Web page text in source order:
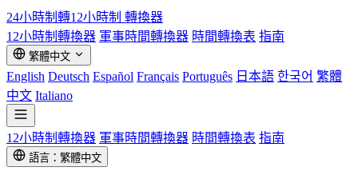
24小時制轉12小時制 轉換器
12小時制轉換器 軍事時間轉換器 時間轉換表 指南
繁體中文
English Deutsch Español Français Português 日本語 한국어 繁體
中文 Italiano
12小時制轉換器 軍事時間轉換器 時間轉換表 指南
語言：繁體中文